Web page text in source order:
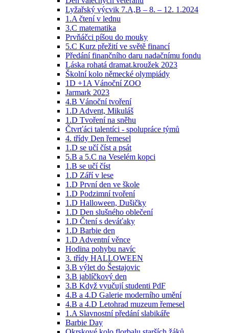
Lyžařský výcvik 7.A,B – 8. – 12. 1.2024
1.A čtení v lednu
3.C matematika
Prvňáčci píšou do mouky
5.C Kurz přežití ve světě financí
Předání finančního daru nadačnímu fondu
Láska rohatá dramat.kroužek 2023
Školní kolo německé olympiády
1D +1A Vánoční ZOO
Jarmark 2023
4.B Vánoční tvoření
1.D Advent, Mikuláš
1.D Tvoření na sněhu
Čtvrťáci talentíci - spolupráce týmů
4. třídy Den řemesel
1.D se učí číst a psát
5.B a 5.C na Veselém kopci
1.B se učí číst
1.D Září v lese
1.D První den ve škole
1.D Podzimní tvoření
1.D Halloween, Dušičky
1.D Den slušného oblečení
1.D Čtení s deváťaky
1.D Barbie den
1.D Adventní věnce
Hodina pohybu navíc
3. třídy HALLOWEEN
3.B výlet do Šestajovic
3.B jablíčkový den
3.B Když vyučují studenti PdF
4.B a 4.D Galerie moderního umění
4.B a 4.D Letohrad muzeum řemesel
1.A Slavnostní předání slabikáře
Barbie Day